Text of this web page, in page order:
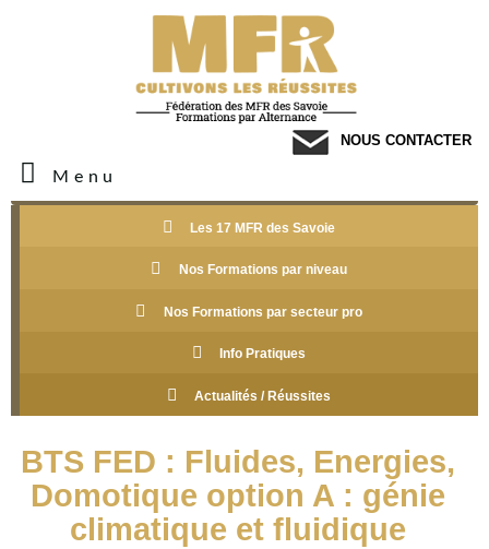
NOUS CONTACTER
Menu
Les 17 MFR des Savoie
Nos Formations par niveau
Nos Formations par secteur pro
Info Pratiques
Actualités / Réussites
BTS FED : Fluides, Energies,
Domotique option A : génie
climatique et fluidique